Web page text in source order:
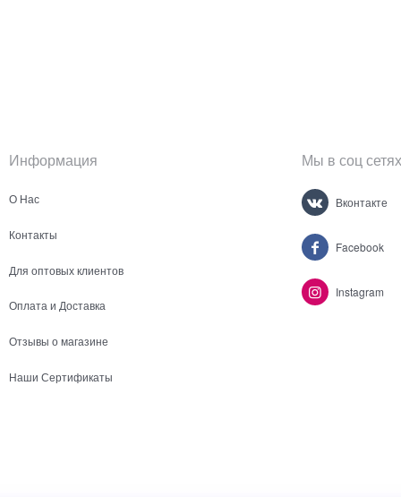
Информация
О Нас
Контакты
Для оптовых клиентов
Оплата и Доставка
Отзывы о магазине
Наши Сертификаты
Мы в соц сетях
Вконтакте
Facebook
Instagram